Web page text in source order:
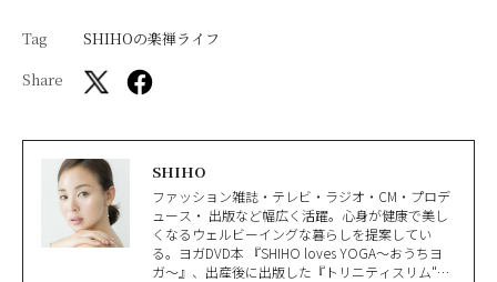
Tag
SHIHOの楽禅ライフ
Share
SHIHO
ファッション雑誌・テレビ・ラジオ・CM・プロデ
ュース・ 出版など幅広く活躍。心身が健康で美し
くなるウェルビーイングな暮らしを提案してい
る。ヨガDVD本 『SHIHO loves YOGA〜おうちヨ
ガ〜』、出産後に出版した『トリニティスリム"全